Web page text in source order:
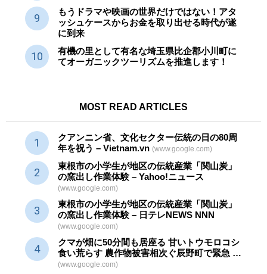
もうドラマや映画の世界だけではない！アタ
ッシュケースからお金を取り出せる時代が遂
に到来
有機の里として有名な埼玉県比企郡小川町に
てオーガニックツーリズムを推進します！
MOST READ ARTICLES
クアンニン省、文化セクター伝統の日の80周
年を祝う – Vietnam.vn (www.google.com)
東根市の小学生が地区の伝統産業 「関山炭」
の窯出し作業体験 – Yahoo!ニュース
(www.google.com)
東根市の小学生が地区の伝統産業 「関山炭」
の窯出し作業体験 – 日テレNEWS NNN
(www.google.com)
クマが畑に50分間も居座る 甘いトウモロコシ
食い荒らす 農作物被害相次ぐ辰野町で緊急 …
(www.google.com)